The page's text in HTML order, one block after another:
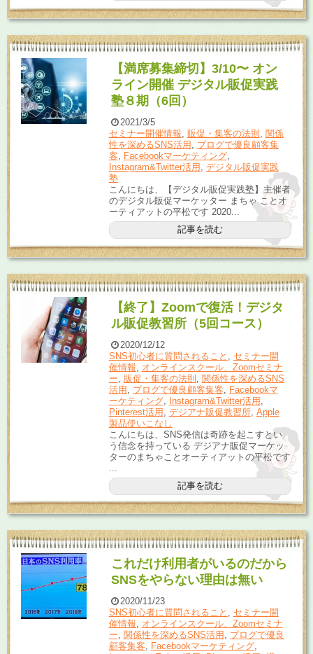
【満席募集締切】3/10〜 オン
ライン開催 デジタル販促実践
塾８期（6回）
2021/3/5
セミナー開催情報, 販促・集客の法則 , 関係
性を深めるSNS活用 , ブログで優良顧客集
客, Facebookマーケティング,
Instagram&Twitter活用 , デジタル販促実践
塾
こんにちは、【デジタル販促実践塾】主催者
のデジタル販促マーケッター まちゃ ことオ
ーティアットの平松です 2020...
記事を読む
【終了】Zoomで復活！デジタ
ル販促教習所（5回コース）
2020/12/12
SNS初心者に質問されること , セミナー開
催情報, オンラインスクール、Zoomセミナ
ー, 販促・集客の法則 , 関係性を深めるSNS
活用 , ブログで優良顧客集客, Facebookマ
ーケティング, Instagram&Twitter活用 ,
Pinterest活用 , デジアナ販促教習所, Apple
製品使いこなし
こんにちは、SNS発信は奇跡を起こすとい
う信念を持っている デジアナ販促マーケッ
ターのまちゃことオーティアットの平松です
...
記事を読む
これだけ利用者がいるのだから
SNSをやらない理由は無い
2020/11/23
SNS初心者に質問されること
セミナー開
催情報
オンラインスクール、Zoomセミナ
ー 関係性を深めるSNS活用
ブログで優良
顧客集客
Facebookマーケティング,